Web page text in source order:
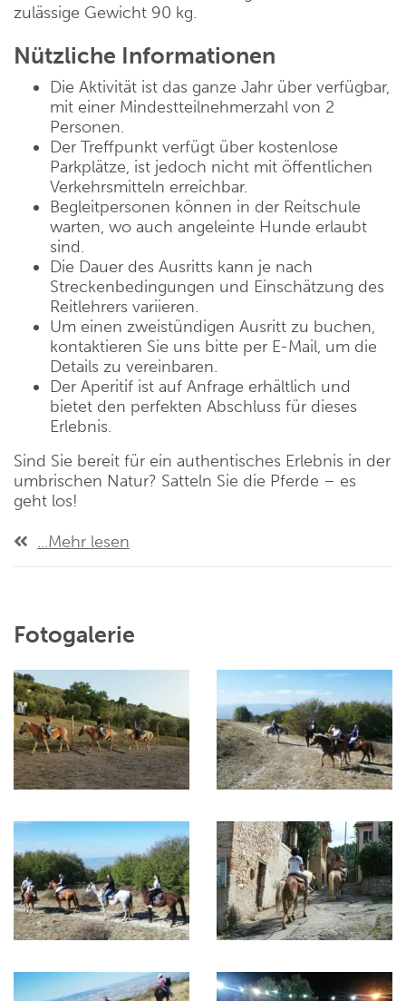
zulässige Gewicht 90 kg.
Nützliche Informationen
Die Aktivität ist das ganze Jahr über verfügbar,
mit einer Mindestteilnehmerzahl von 2
Personen.
Der Treffpunkt verfügt über kostenlose
Parkplätze, ist jedoch nicht mit öffentlichen
Verkehrsmitteln erreichbar.
Begleitpersonen können in der Reitschule
warten, wo auch angeleinte Hunde erlaubt
sind.
Die Dauer des Ausritts kann je nach
Streckenbedingungen und Einschätzung des
Reitlehrers variieren.
Um einen zweistündigen Ausritt zu buchen,
kontaktieren Sie uns bitte per E-Mail, um die
Details zu vereinbaren.
Der Aperitif ist auf Anfrage erhältlich und
bietet den perfekten Abschluss für dieses
Erlebnis.
Sind Sie bereit für ein authentisches Erlebnis in der
umbrischen Natur? Satteln Sie die Pferde – es
geht los!
...Mehr lesen
Fotogalerie